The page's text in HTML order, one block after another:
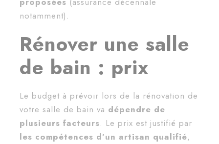
notamment).
Rénover une salle
de bain : prix
Le budget à prévoir lors de la rénovation de
votre salle de bain va dépendre de
plusieurs facteurs. Le prix est justifié par
les compétences d’un artisan qualifié,